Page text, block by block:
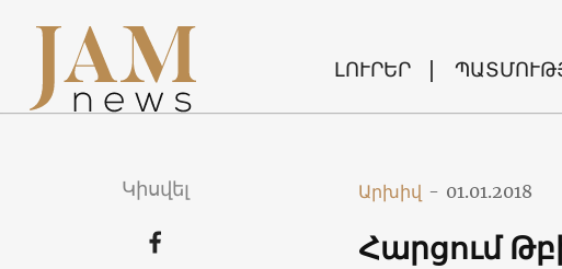
ԼՈՒՐԵՐ
Կիսվել Արխիվ - 01.01.2018
Հարցում